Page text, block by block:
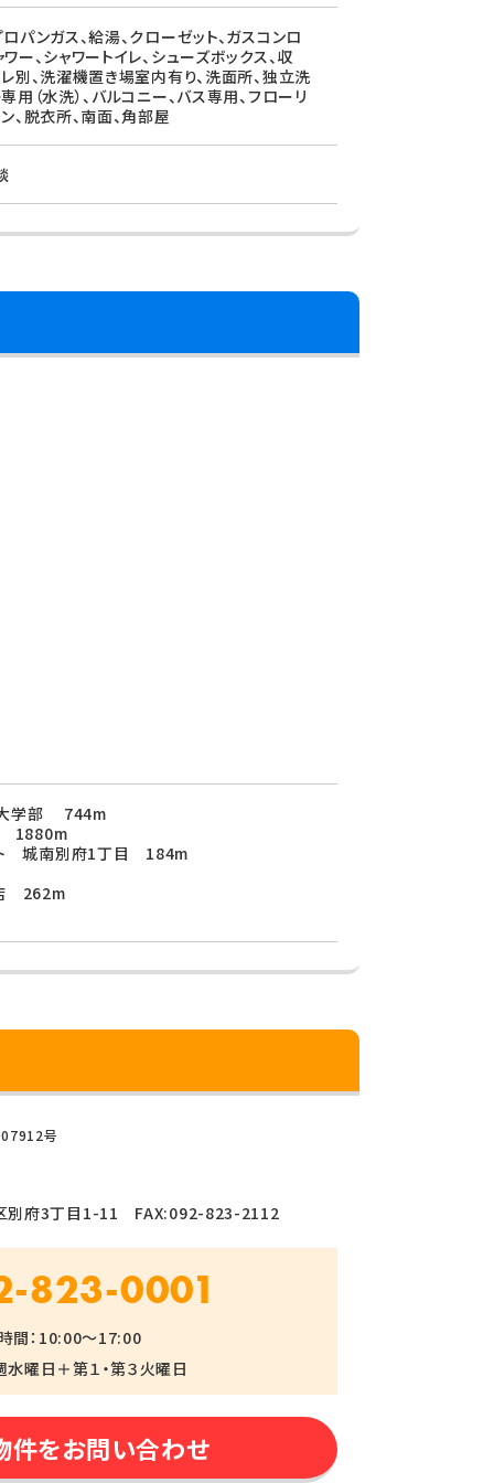
パンガス、給湯、クローゼット、ガスコンロ
ー、シャワートイレ、シューズボックス、収
レ別、洗濯機置き場室内有り、洗面所、独立洗
用（水洗）、バルコニー、バス専用、フローリ
、脱衣所、南面、角部屋
大学部 744m
1880m
ト 城南別府1丁目 184m
262m
号
別府3丁目1-11 FAX:092-823-2112
823-0001
間：10:00～17:00
水曜日＋第１・第３火曜日
件をお問い合わせ